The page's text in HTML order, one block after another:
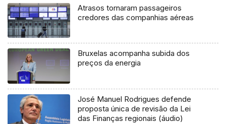
Atrasos tornaram passageiros
credores das companhias aéreas
Bruxelas acompanha subida dos
preços da energia
José Manuel Rodrigues defende
proposta única de revisão da Lei
das Finanças regionais (áudio)